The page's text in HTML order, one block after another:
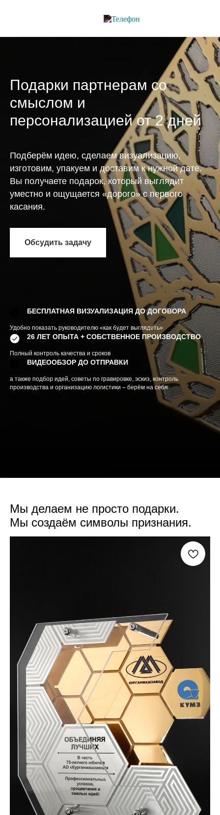
Подарки партнерам со
смыслом и
персонализацией от 2 дней
Подберём идею, сделаем визуализацию,
изготовим, упакуем и доставим к нужной дате.
Вы получаете подарок, который выглядит
уместно и ощущается «дорого» с первого
касания.
Обсудить задачу
БЕСПЛАТНАЯ ВИЗУАЛИЗАЦИЯ ДО ДОГОВОРА
Удобно показать руководителю «как будет выглядеть»
26 ЛЕТ ОПЫТА + СОБСТВЕННОЕ ПРОИЗВОДСТВО
Полный контроль качества и сроков
ВИДЕООБЗОР ДО ОТПРАВКИ
а также подбор идей, советы по гравировке, эскиз, контроль
производства и организацию логистики – берём на себя
Мы делаем не просто подарки.
Мы создаём символы признания.